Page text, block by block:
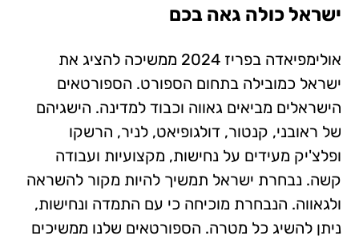
ישראל כולה גאה בכם
אולימפיאדה בפריז 2024 ממשיכה להציג את
ישראל כמובילה בתחום הספורט. הספורטאים
הישראלים מביאים גאווה וכבוד למדינה. הישגיהם
של ראובני, קנטור, דולגופיאט, לניר, הרשקו
ופלצ'יק מעידים על נחישות, מקצועיות ועבודה
קשה. נבחרת ישראל תמשיך להיות מקור להשראה
ולגאווה. הנבחרת מוכיחה כי עם התמדה ונחישות,
ניתן להשיג כל מטרה. הספורטאים שלנו ממשיכים